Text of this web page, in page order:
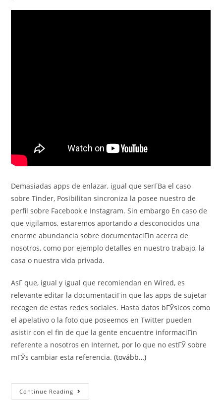
Demasiadas apps de enlazar, igual que serГ­В­a el caso
sobre Tinder, Posibilitan sincroniza la posee nuestro de
perfil sobre Facebook e Instagram. Sin embargo En caso de
que vigilamos, estaremos aportando a desconocidos una
enorme abundancia sobre documentaciГіn acerca de
nosotros, como por ejemplo detalles en nuestro trabajo, la
casa o nuestra vida privada.
AsГ­ que, igual y igual que recomiendan en Wired, es
relevante editar la documentaciГіn que las apps de sujetar
recogen de estas redes sociales. Hasta datos bГЎsicos como
el apelativo o la foto que poseemos en Twitter pueden
asistir con el fin de que la gente encuentre informaciГіn
referente a nosotros en Internet, por lo que no estГЎ sobre
mГЎs cambiar esta referencia.(tovább…)
Continue Reading CГіmo
Eludir